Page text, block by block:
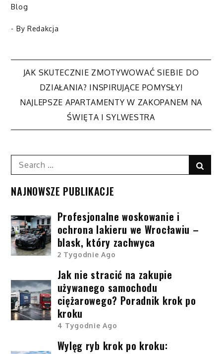
Blog
- By Redakcja
Nawigacja
wpisu
JAK SKUTECZNIE ZMOTYWOWAĆ SIEBIE DO
DZIAŁANIA? INSPIRUJĄCE POMYSŁY!
NAJLEPSZE APARTAMENTY W ZAKOPANEM NA
ŚWIĘTA I SYLWESTRA
Search
for:
NAJNOWSZE PUBLIKACJE
Profesjonalne woskowanie i
ochrona lakieru we Wrocławiu –
blask, który zachwyca
2 Tygodnie Ago
Jak nie stracić na zakupie
używanego samochodu
ciężarowego? Poradnik krok po
kroku
4 Tygodnie Ago
Wylęg ryb krok po kroku: